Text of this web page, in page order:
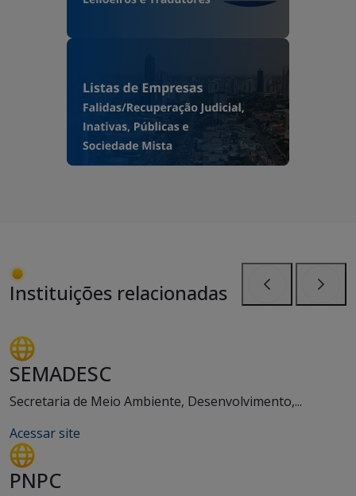
Instituições relacionadas
SEMADESC
Secretaria de Meio Ambiente, Desenvolvimento,...
Acessar site
PNPC